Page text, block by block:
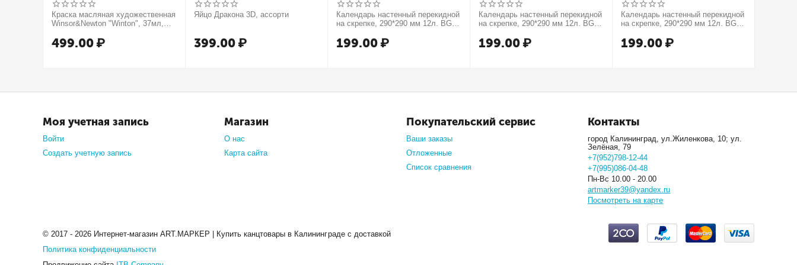
Краска масляная художественная
Winsor&Newton "Winton", 37мл,
499.00 ₽
Яйцо Дракона 3D, ассорти
399.00 ₽
Календарь настенный перекидной
на скрепке, 290*290 мм 12л. BG
199.00 ₽
Календарь настенный перекидной
на скрепке, 290*290 мм 12л. BG
199.00 ₽
Календарь настенный перекидной
на скрепке, 290*290 мм 12л. BG
199.00 ₽
Моя учетная запись
Войти
Создать учетную запись
Магазин
О нас
Карта сайта
Покупательский сервис
Ваши заказы
Отложенные
Список сравнения
Контакты
город Калининград, ул.Жиленкова, 10; ул.
Зелёная, 79
+7(952)798-12-44
+7(995)086-04-48
Пн-Вс 10.00 - 20.00
artmarker39@yandex.ru
Посмотреть на карте
© 2017 - 2026 Интернет-магазин ART.МАРКЕР | Купить канцтовары в Калининграде с доставкой
Политика конфиденциальности